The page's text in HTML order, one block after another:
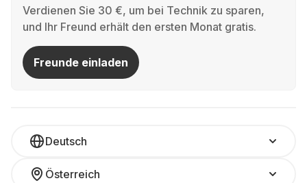
Verdienen Sie 30 €, um bei Technik zu sparen,
und Ihr Freund erhält den ersten Monat gratis.
Freunde einladen
Deutsch
Österreich